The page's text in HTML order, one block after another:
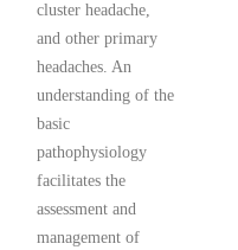
cluster headache,
and other primary
headaches. An
understanding of the
basic
pathophysiology
facilitates the
assessment and
management of